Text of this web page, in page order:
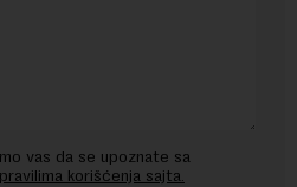
vas da se upoznate sa
korišćenja sajta.